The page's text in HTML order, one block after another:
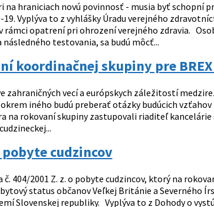
na hraniciach novú povinnosť - musia byť schopní
Vyplýva to z vyhlášky Úradu verejného
opatrení pri ohrození verejného zdravia.
testovania, sa budú môcť...
koordinačnej skupiny pre
zahraničných vecí a európskych záležitostí
iného budú preberať otázky budúcich vzťahov
na rokovaní skupiny zastupovali riaditeľ
cudzincov
404/2001 Z. z. o pobyte cudzincov, ktorý na
status občanov Veľkej Británie a Severného
Slovenskej republiky. Vyplýva to z Dohody o